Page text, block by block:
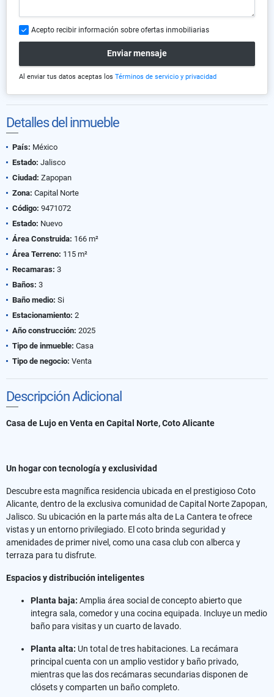
Acepto recibir información sobre ofertas inmobiliarias
Enviar mensaje
Al enviar tus datos aceptas los Términos de servicio y privacidad
Detalles del inmueble
País: México
Estado: Jalisco
Ciudad: Zapopan
Zona: Capital Norte
Código: 9471072
Estado: Nuevo
Área Construida: 166 m²
Área Terreno: 115 m²
Recamaras: 3
Baños: 3
Baño medio: Si
Estacionamiento: 2
Año construcción: 2025
Tipo de inmueble: Casa
Tipo de negocio: Venta
Descripción Adicional
Casa de Lujo en Venta en Capital Norte, Coto Alicante
Un hogar con tecnología y exclusividad
Descubre esta magnífica residencia ubicada en el prestigioso Coto
Alicante, dentro de la exclusiva comunidad de Capital Norte Zapopan,
Jalisco. Su ubicación en la parte más alta de La Cantera te ofrece
vistas y un entorno privilegiado. El coto brinda seguridad y
amenidades de primer nivel, como una casa club con alberca y
terraza para tu disfrute.
Espacios y distribución inteligentes
Planta baja: Amplia área social de concepto abierto que
integra sala, comedor y una cocina equipada. Incluye un medio
baño para visitas y un cuarto de lavado.
Planta alta: Un total de tres habitaciones. La recámara
principal cuenta con un amplio vestidor y baño privado,
mientras que las dos recámaras secundarias disponen de
clósets y comparten un baño completo.